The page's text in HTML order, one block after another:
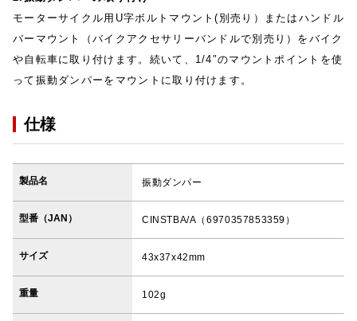
モーターサイクル用U字ボルトマウント(別売り）またはハンドル
バーマウント（バイクアクセサリーバンドルで別売り）をバイク
や自転車に取り付けます。続いて、1/4″のマウントポイントを使
って振動ダンパーをマウントに取り付けます。
仕様
製品名 振動ダンパー
型番（JAN） CINSTBA/A（6970357853359）
サイズ 43x37x42mm
重量 102g